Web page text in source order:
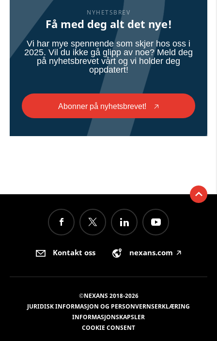
NYHETSBREV
Få med deg alt det nye!
Vi har mye spennende som skjer hos oss i
2025. Vil du ikke gå glipp av noe? Meld deg
på nyhetsbrevet vårt og vi holder deg
oppdatert!
Abonner på nyhetsbrevet! 🡥
Kontakt oss nexans.com 🡥
©NEXANS 2018-2026
JURIDISK INFORMASJON OG PERSONVERNSERKLÆRING
INFORMASJONSKAPSLER
COOKIE CONSENT